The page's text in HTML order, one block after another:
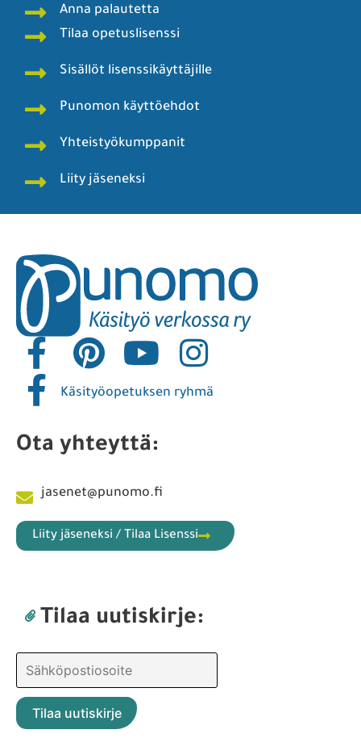
Anna palautetta
Tilaa opetuslisenssi
Sisällöt lisenssikäyttäjille
Punomon käyttöehdot
Yhteistyökumppanit
Liity jäseneksi
Käsityöopetuksen ryhmä
Ota yhteyttä:
jasenet@punomo.fi
Liity jäseneksi / Tilaa Lisenssi
Tilaa uutiskirje: